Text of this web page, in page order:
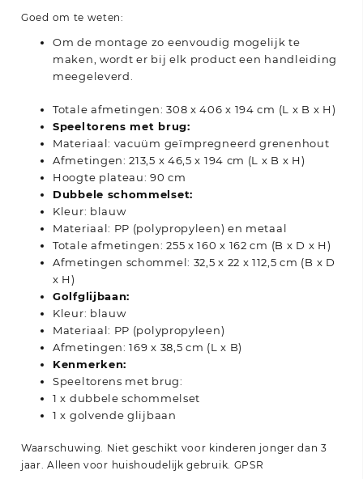
Goed om te weten:
Om de montage zo eenvoudig mogelijk te
maken, wordt er bij elk product een handleiding
meegeleverd.
Totale afmetingen: 308 x 406 x 194 cm (L x B x H)
Speeltorens met brug:
Materiaal: vacuüm geïmpregneerd grenenhout
Afmetingen: 213,5 x 46,5 x 194 cm (L x B x H)
Hoogte plateau: 90 cm
Dubbele schommelset:
Kleur: blauw
Materiaal: PP (polypropyleen) en metaal
Totale afmetingen: 255 x 160 x 162 cm (B x D x H)
Afmetingen schommel: 32,5 x 22 x 112,5 cm (B x D
x H)
Golfglijbaan:
Kleur: blauw
Materiaal: PP (polypropyleen)
Afmetingen: 169 x 38,5 cm (L x B)
Kenmerken:
Speeltorens met brug:
1 x dubbele schommelset
1 x golvende glijbaan
Waarschuwing. Niet geschikt voor kinderen jonger dan 3
jaar. Alleen voor huishoudelijk gebruik. GPSR